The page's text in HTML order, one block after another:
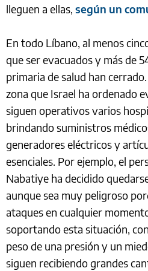
lleguen a ellas, según un
En todo Líbano, al menos
que ser evacuados y más de
primaria de salud han
zona que Israel ha ordenado
siguen operativos varios
brindando suministros
generadores eléctricos y
esenciales. Por ejemplo, el
Nabatiye ha decidido
aunque sea muy peligroso
ataques en cualquier
soportando esta situación,
peso de una presión y un
siguen recibiendo grandes